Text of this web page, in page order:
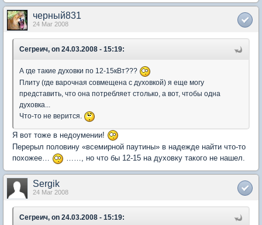
черный831
24 Mar 2008
Сегреич, on 24.03.2008 - 15:19:
А где такие духовки по 12-15кВт???
Плиту (где варочная совмещена с духовкой) я еще могу
представить, что она потребляет столько, а вот, чтобы одна
духовка...
Что-то не верится.
Я вот тоже в недоумении!
Перерыл половину «всемирной паутины» в надежде найти что-то
похожее…
……, но что бы 12-15 на духовку такого не нашел.
Sergik
24 Mar 2008
Сегреич, on 24.03.2008 - 15:19: